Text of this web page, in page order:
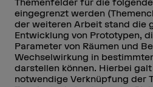
eingegrenzt werden
der weiteren Arbeit stand die
Entwicklung von Prototypen,
Parameter von Räumen und
Wechselwirkung in
darstellen können. Hierbei
notwendige Verknüpfung der